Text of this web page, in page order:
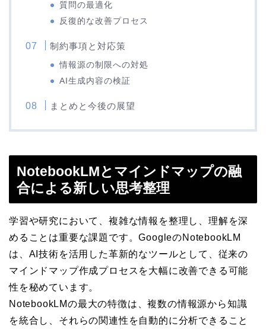
質問の最適化
反復的な改善プロセス
制約事項と対応策
情報源の制限への対処
AI生成内容の検証
まとめと今後の展望
NotebookLMとマインドマップの融
合による新しい思考整理
学習や研究において、複雑な情報を整理し、理解を深
めることは重要な課題です。GoogleのNotebookLM
は、AI技術を活用した革新的なツールとして、従来の
マインドマップ作成プロセスを大幅に改善できる可能
性を秘めています。
NotebookLMの最大の特徴は、複数の情報源から知識
を統合し、それらの関連性を自動的に分析できること